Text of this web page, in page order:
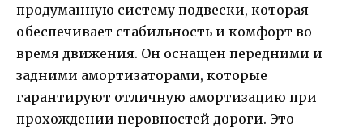
продуманную систему подвески, которая
обеспечивает стабильность и комфорт во
время движения. Он оснащен передними и
задними амортизаторами, которые
гарантируют отличную амортизацию при
прохождении неровностей дороги. Это